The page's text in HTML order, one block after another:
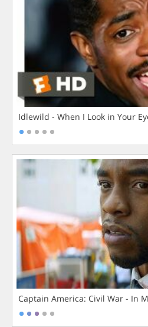
Idlewild - When I Look in Your
Captain America: Civil War - In